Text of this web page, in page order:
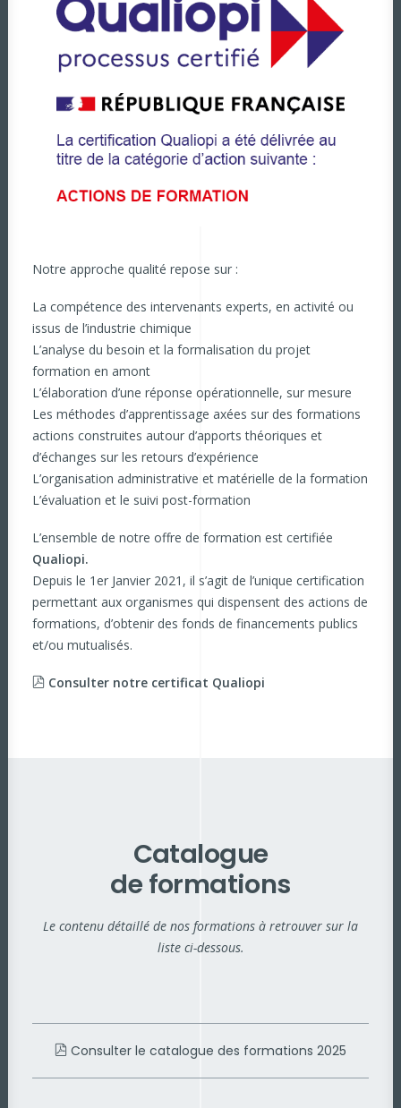
Notre approche qualité repose sur :
La compétence des intervenants experts, en activité ou
issus de l’industrie chimique
L’analyse du besoin et la formalisation du projet
formation en amont
L’élaboration d’une réponse opérationnelle, sur mesure
Les méthodes d’apprentissage axées sur des formations
actions construites autour d’apports théoriques et
d’échanges sur les retours d’expérience
L’organisation administrative et matérielle de la formation
L’évaluation et le suivi post-formation
L’ensemble de notre offre de formation est certifiée
Qualiopi.
Depuis le 1er Janvier 2021, il s’agit de l’unique certification
permettant aux organismes qui dispensent des actions de
formations, d’obtenir des fonds de financements publics
et/ou mutualisés.
Consulter notre certificat Qualiopi
Catalogue
de formations
Le contenu détaillé de nos formations à retrouver sur la
liste ci-dessous.
Consulter le catalogue des formations 2025